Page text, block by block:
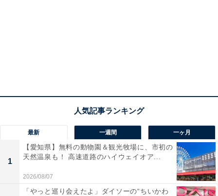
最新 一週間 一ヶ月
1
【愛知県】無料の動物園＆観光牧場に、市初の
天然温泉も！ 高速道路のハイウェイオア...
2026/08/07
「やっと巡り会えたよ」ダイソーの“ちいかわ